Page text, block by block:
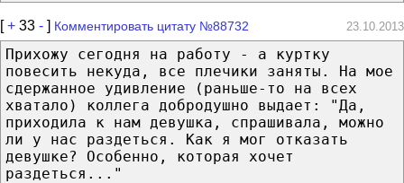
[+ 33 - ] Комментировать цитату №88732 23.10.2013
Прихожу сегодня на работу - а куртку
повесить некуда, все плечики заняты. На мое
сдержанное удивление (раньше-то на всех
хватало) коллега добродушно выдает: "Да,
приходила к нам девушка, спрашивала, можно
ли у нас раздеться. Как я мог отказать
девушке? Особенно, которая хочет
раздеться..."